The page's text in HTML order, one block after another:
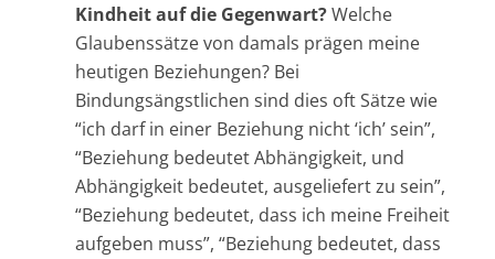
Kindheit auf die Gegenwart?Welche
Glaubenssätze von damals prägen meine
heutigen Beziehungen? Bei
Bindungsängstlichen sind dies oft Sätze wie
“ich darf in einer Beziehung nicht ‘ich’ sein”,
“Beziehung bedeutet Abhängigkeit, und
Abhängigkeit bedeutet, ausgeliefert zu sein”,
“Beziehung bedeutet, dass ich meine Freiheit
aufgeben muss”, “Beziehung bedeutet, dass